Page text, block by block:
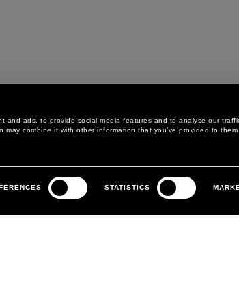
and ads, to provide social media features and to analyse our
may combine it with other information that you’ve provided to
STATISTICS
SERVICE CLIENTS
POLITIQUE D'ÉCHANGE ET
LEGAL AREA
POLITIQUE DE
CONFIDENTIALITÉ